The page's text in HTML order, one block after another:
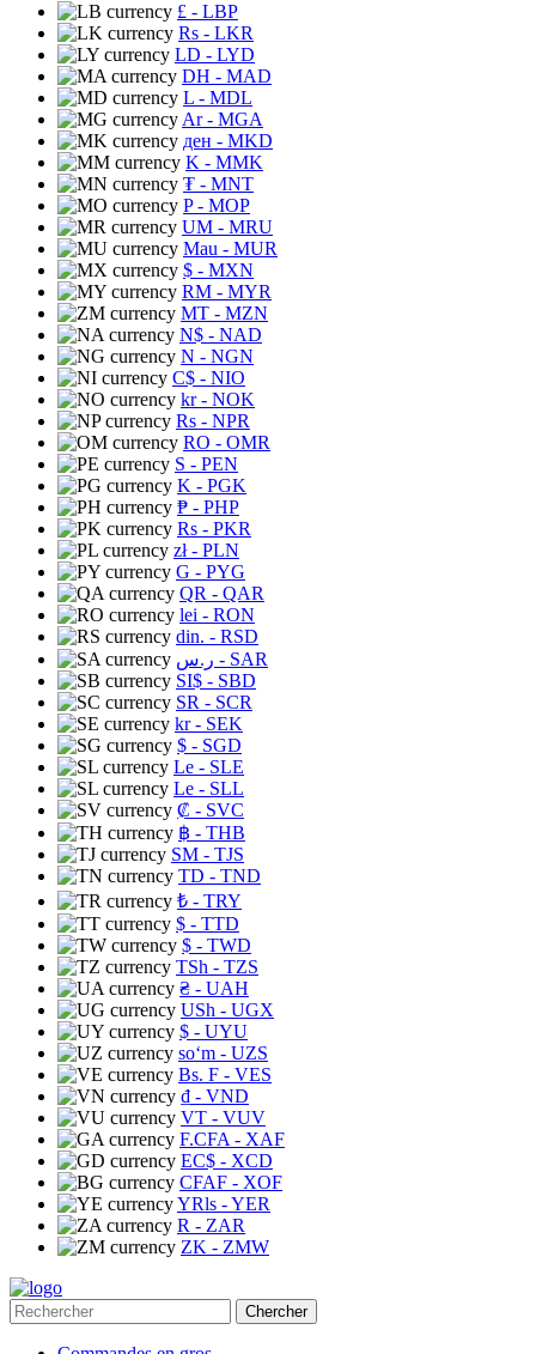
£ - LBP
Rs - LKR
LD - LYD
DH - MAD
L - MDL
Ar- MGA
ден - MKD
K - MMK
₮ - MNT
P- MOP
UM - MRU
Mau - MUR
$ - MXN
RM - MYR
MT - MZN
N$ - NAD
N - NGN
C$ - NIO
kr- NOK
Rs - NPR
RO - OMR
S - PEN
K - PGK
₱ - PHP
Rs - PKR
zł- PLN
G - PYG
QR - QAR
lei - RON
din. - RSD
ر.س - SAR
SI$ - SBD
SR - SCR
kr- SEK
$ - SGD
Le - SLE
Le - SLL
₡ - SVC
฿ - THB
ЅМ - TJS
TD - TND
₺ - TRY
$ - TTD
$ - TWD
TSh - TZS
₴ - UAH
USh - UGX
$ - UYU
soʻm - UZS
Bs. F - VES
₫ - VND
VT - VUV
F.CFA - XAF
EC$ - XCD
CFAF - XOF
YRls - YER
R - ZAR
ZK - ZMW
Chercher